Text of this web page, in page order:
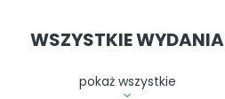
WSZYSTKIE WYDANIA
pokaż wszystkie